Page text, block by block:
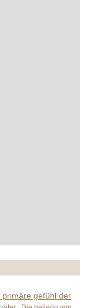
primäre gefühl der